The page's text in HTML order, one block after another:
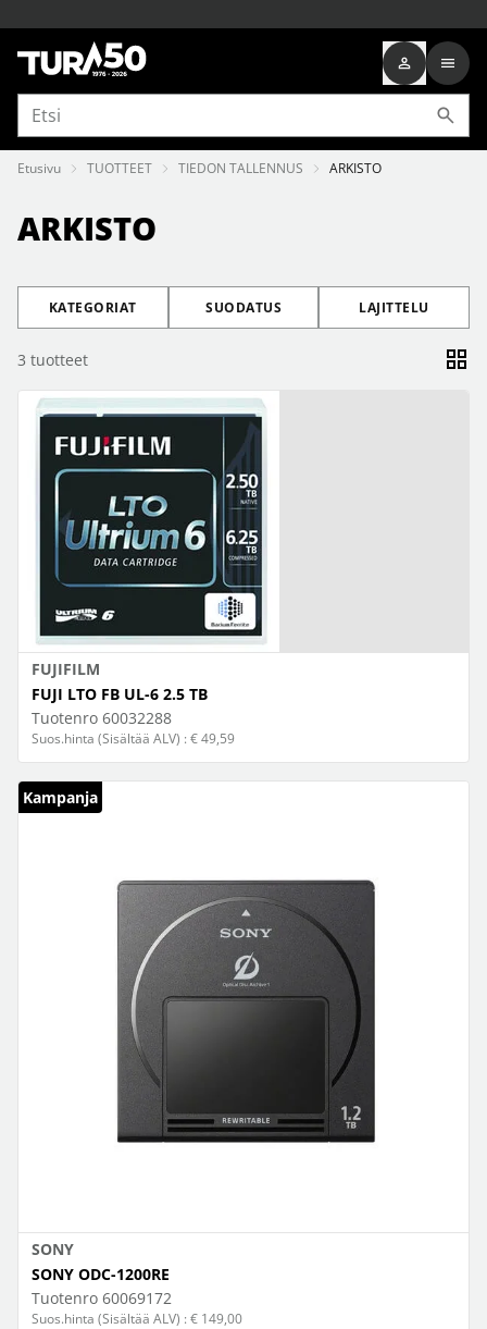
Etusivu TUOTTEET TIEDON TALLENNUS ARKISTO
ARKISTO
KATEGORIAT SUODATUS LAJITTELU
3 tuotteet
FUJIFILM
FUJI LTO FB UL-6 2.5 TB
Tuotenro 60032288
Suos.hinta (Sisältää ALV) : € 49,59
Kampanja
SONY
SONY ODC-1200RE
Tuotenro 60069172
Suos.hinta (Sisältää ALV) : € 149,00